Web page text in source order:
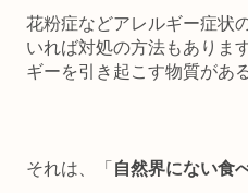
花粉症などアレルギー症状
いれば対処の方法もありま
ギーを引き起こす物質があ
それは、「 自然界にない食